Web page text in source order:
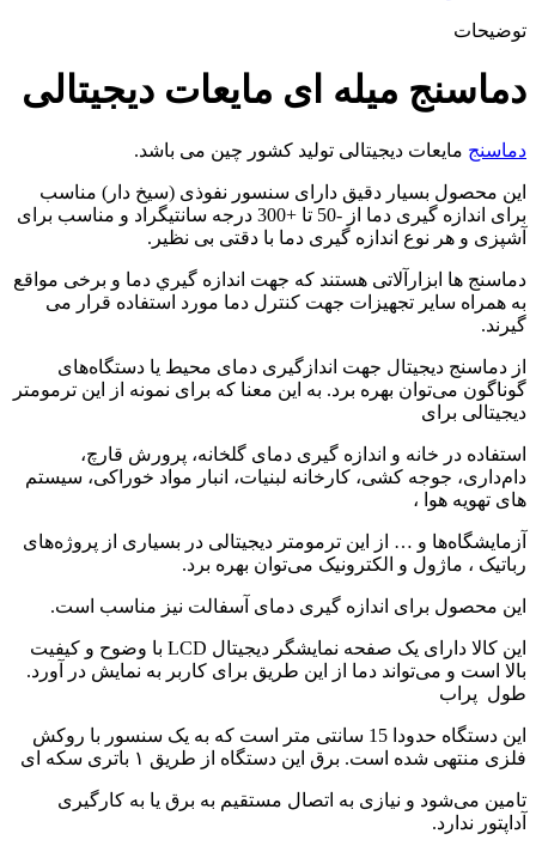
توضیحات
دماسنج میله ای مایعات دیجیتالی
دماسنج مایعات دیجیتالی تولید کشور چین می باشد.
این محصول بسیار دقیق دارای سنسور نفوذی (سیخ دار) مناسب
برای اندازه گیری دما از -50 تا +300 درجه سانتیگراد و مناسب برای
آشپزی و هر نوع اندازه گیری دما با دقتی بی نظیر.
دماسنج ها ابزارآلاتی هستند كه جهت اندازه گيري دما و برخی مواقع
به همراه سایر تجهیزات جهت کنترل دما مورد استفاده قرار می
گيرند.
از دماسنج دیجیتال جهت اندازگیری دمای محیط یا دستگاه‌های
گوناگون می‌توان بهره برد. به این معنا که برای نمونه از این ترمومتر
دیجیتالی برای
استفاده در خانه و اندازه گیری دمای گلخانه، پرورش قارچ،
دام‌داری، جوجه کشی، کارخانه لبنیات، انبار مواد خوراکی، سیستم
های تهویه هوا ،
آزمایشگاه‌ها و … از این ترمومتر دیجیتالی در بسیاری از پروژه‌های
رباتیک ، ماژول و الکترونیک می‌توان بهره برد.
این محصول برای اندازه گیری دمای آسفالت نیز مناسب است.
این کالا دارای یک صفحه نمایشگر دیجیتال LCD با وضوح و کیفیت
بالا است و می‌تواند دما از این طریق برای کاربر به نمایش در آورد.
طول پراب
این دستگاه حدودا 15 سانتی متر است که به یک سنسور با روکش
فلزی منتهی شده است. برق این دستگاه از طریق ۱ باتری سکه ای
تامین می‌شود و نیازی به اتصال مستقیم به برق یا به کارگیری
آداپتور ندارد.